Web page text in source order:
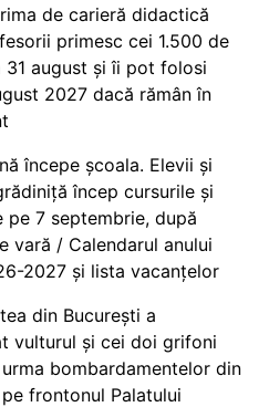
de carieră didactică
primesc cei 1.500 de
31 august și îi pot folosi
2027 dacă rămân în
începe școala. Elevii și
încep cursurile și
7 septembrie, după
vară / Calendarul anului
2027 și lista vacanțelor
din București a
vulturul și cei doi grifoni
bombardamentelor din
frontonul Palatului